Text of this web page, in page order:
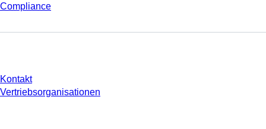
Compliance
Kontakt
Vertriebsorganisationen